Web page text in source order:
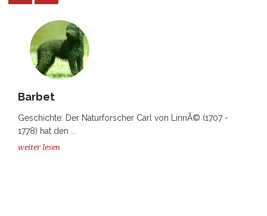
Barbet
Geschichte: Der Naturforscher Carl von LinnÃ© (1707 -
1778) hat den ...
weiter lesen